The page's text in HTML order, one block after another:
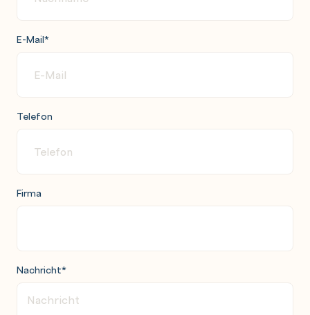
E-Mail*
Telefon
Firma
Nachricht*